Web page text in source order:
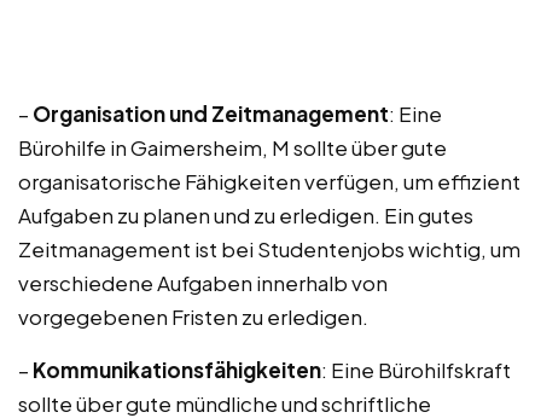
– Organisation und Zeitmanagement: Eine
Bürohilfe in Gaimersheim, M sollte über gute
organisatorische Fähigkeiten verfügen, um effizient
Aufgaben zu planen und zu erledigen. Ein gutes
Zeitmanagement ist bei Studentenjobs wichtig, um
verschiedene Aufgaben innerhalb von
vorgegebenen Fristen zu erledigen.
– Kommunikationsfähigkeiten: Eine Bürohilfskraft
sollte über gute mündliche und schriftliche